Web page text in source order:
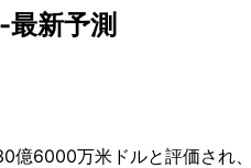
最新予測
億6000万米ドルと評価され